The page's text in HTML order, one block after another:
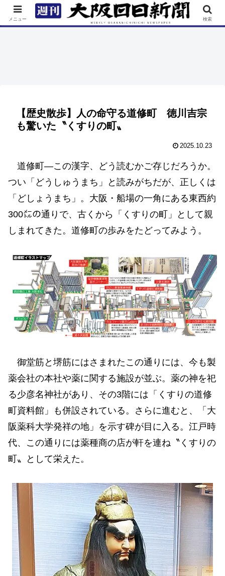
TOP 特集 ニュース 連載 街ネタ イベント
【歴史散歩】人の命守る道修町 徳川吉宗
も驚いた〝くすりの町〟
2025.10.23
道修町―この漢字、どう読むかご存じだろうか。
つい「どうしゅうまち」と読みがちだが、正しくは
「どしょうまち」。大阪・船場の一角にある東西約
300㍍の通りで、古くから「くすりの町」として親
しまれてきた。道修町の歩みをたどってみよう。
御堂筋と堺筋にはさまれたこの通りには、今も製
薬会社の本社や薬に関する施設が並ぶ。薬の神を祀
る少彦名神社があり、その3階には「くすりの道修
町資料館」も併設されている。さらに進むと、「大
阪薬科大学発祥の地」を示す碑が目に入る。江戸時
代、この通りには薬種商の店が軒を連ね〝くすりの
町〟として栄えた。
メニュー 検索